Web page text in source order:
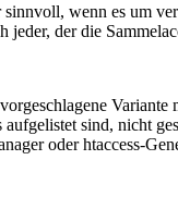
wenn es um
jeder, der die
aufgelistet sind, nicht
oder htaccess-